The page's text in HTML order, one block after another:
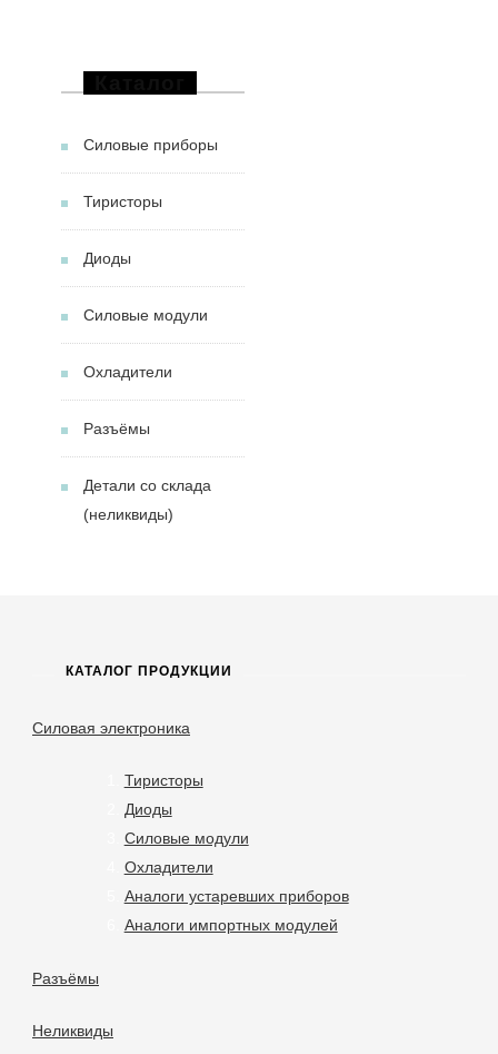
Силовые приборы
Тиристоры
Диоды
Силовые модули
Охладители
Разъёмы
Детали со склада
(неликвиды)
КАТАЛОГ ПРОДУКЦИИ
Силовая электроника
Тиристоры
Диоды
Силовые модули
Охладители
Аналоги устаревших приборов
Аналоги импортных модулей
Разъёмы
Неликвиды